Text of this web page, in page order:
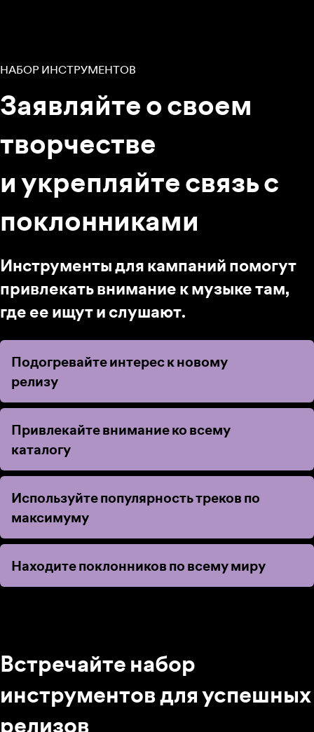
НАБОР ИНСТРУМЕНТОВ
Заявляйте о своем
творчестве
и укрепляйте связь с
поклонниками
Инструменты для кампаний помогут
привлекать внимание к музыке там,
где ее ищут и слушают.
Подогревайте интерес к новому
релизу
Подогревайте интерес к новому
релизу
Привлекайте внимание ко всему
каталогу
Привлекайте внимание ко всему
каталогу
Используйте популярность треков по
максимуму
Используйте популярность треков по
максимуму
Находите поклонников по всему миру
Находите поклонников по всему миру
Встречайте набор
инструментов для успешных
релизов